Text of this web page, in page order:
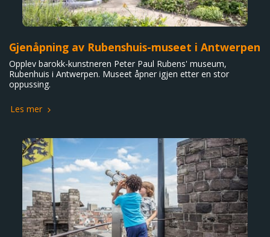
Gjenåpning av Rubenshuis-museet i Antwerpen
Opplev barokk-kunstneren Peter Paul Rubens' museum,
Rubenhuis i Antwerpen. Museet åpner igjen etter en stor
oppussing.
Les mer